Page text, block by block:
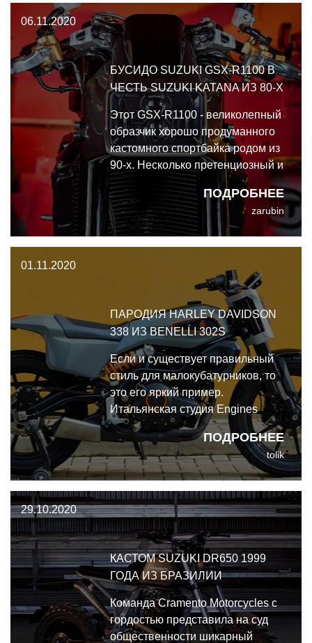
06.11.2020
БУСИДО SUZUKI GSX-R1100 В
ЧЕСТЬ SUZUKI KATANA ИЗ 80-Х
ПОДРОБНЕЕ
Этот GSX-R1100 - великолепный
образчик хорошо продуманного
кастомного спортбайка родом из
90-х. Несколько претенциозный и
своеобразный, но внушительный
и продуманный - бусидо Suzuki
GSX-R1100 - сделан классно.zarubin
01.11.2020
ПАРОДИЯ HARLEY DAVIDSON
338 ИЗ BENELLI 302S
ПОДРОБНЕЕ
Если и существует правильный
стиль для малокубатурников, то
это его яркий пример.
Итальянская студия Engines
Engineering сделала свой
собственный
полнофункциональный прототип
Harley Davidson 338, который,
основан на Benelli 302S.
tolik
29.10.2020
КАСТОМ SUZUKI DR650 1999
ГОДА ИЗ БРАЗИЛИИ
Команда Cramento Motorcycles с
гордостью представила на суд
общественности шикарный